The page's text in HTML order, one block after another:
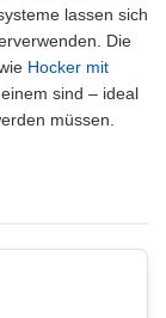
lassen sich
Die
Hocker mit
sind – ideal
müssen.